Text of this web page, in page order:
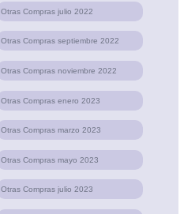
Otras Compras julio 2022
Otras Compras septiembre 2022
Otras Compras noviembre 2022
Otras Compras enero 2023
Otras Compras marzo 2023
Otras Compras mayo 2023
Otras Compras julio 2023